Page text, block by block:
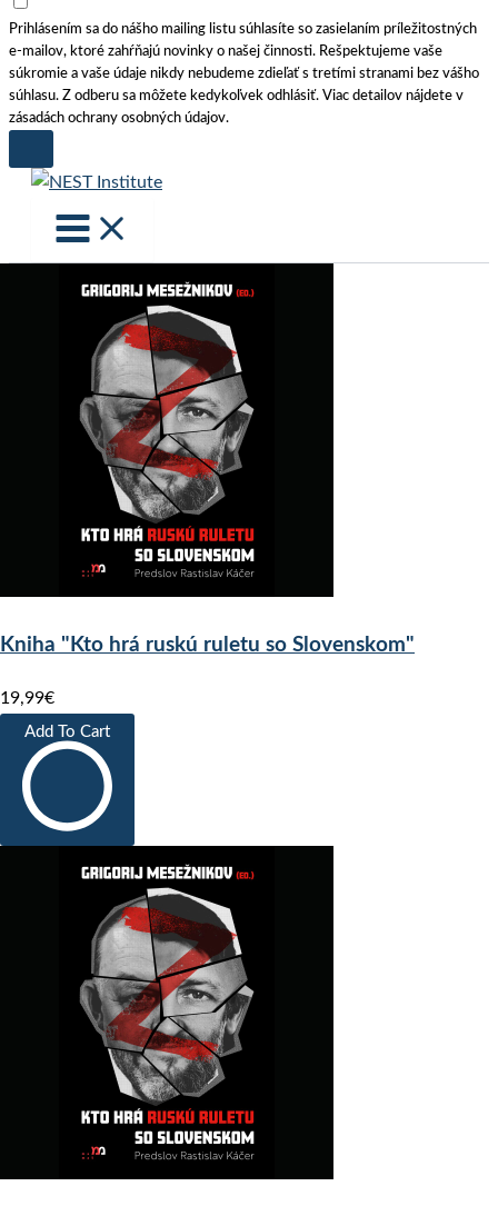
Prihlásením sa do nášho mailing listu súhlasíte so zasielaním príležitostných
e-mailov, ktoré zahŕňajú novinky o našej činnosti. Rešpektujeme vaše
súkromie a vaše údaje nikdy nebudeme zdieľať s tretími stranami bez vášho
súhlasu. Z odberu sa môžete kedykoľvek odhlásiť. Viac detailov nájdete v
zásadách ochrany osobných údajov.
Skip
content
Kniha "Kto hrá ruskú ruletu so Slovenskom"
19,99€
Add To Cart